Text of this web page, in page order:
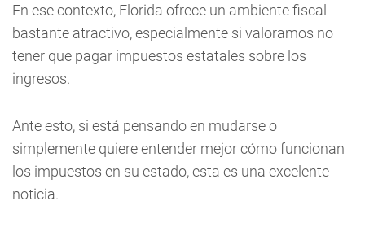
En ese contexto, Florida ofrece un ambiente fiscal
bastante atractivo, especialmente si valoramos no
tener que pagar impuestos estatales sobre los
ingresos.
Ante esto, si está pensando en mudarse o
simplemente quiere entender mejor cómo funcionan
los impuestos en su estado, esta es una excelente
noticia.